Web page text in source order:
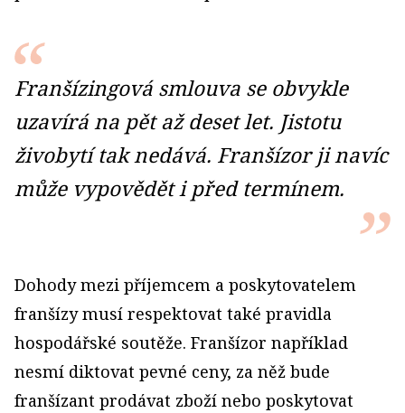
Franšízingová smlouva se obvykle
uzavírá na pět až deset let. Jistotu
živobytí tak nedává. Franšízor ji navíc
může vypovědět i před termínem.
Dohody mezi příjemcem a poskytovatelem
franšízy musí respektovat také pravidla
hospodářské soutěže. Franšízor například
nesmí diktovat pevné ceny, za něž bude
franšízant prodávat zboží nebo poskytovat